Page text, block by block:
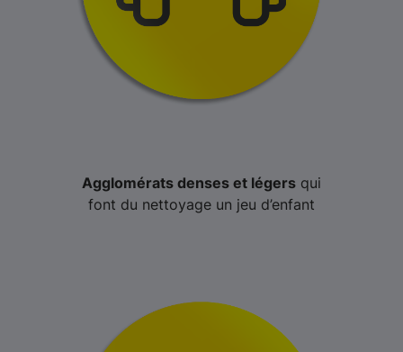
Agglomérats denses et légers qui
font du nettoyage un jeu d’enfant